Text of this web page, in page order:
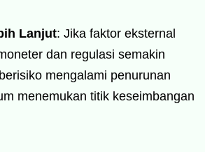
Lanjut: Jika faktor eksternal
dan regulasi semakin
mengalami penurunan
menemukan titik keseimbangan